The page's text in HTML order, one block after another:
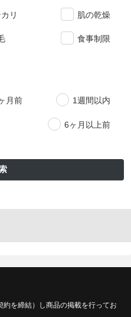
リ 肌の乾燥
食事制限
月前 1週間以内
6ヶ月以上前
を締結）し商品の掲載を行ってお